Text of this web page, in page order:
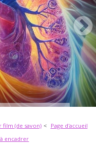
film (de savon)
Page d'accueil
encadrer